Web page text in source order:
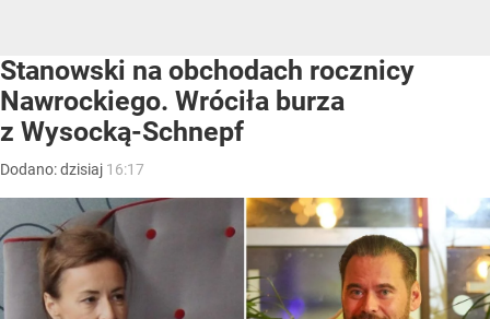
Stanowski na obchodach rocznicy
Nawrockiego. Wróciła burza
z Wysocką-Schnepf
Dodano:dzisiaj 16:17